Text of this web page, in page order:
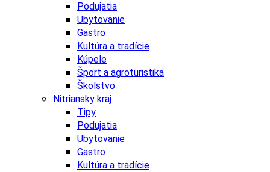
Podujatia
Ubytovanie
Gastro
Kultúra a tradície
Kúpele
Šport a agroturistika
Školstvo
Nitriansky kraj
Tipy
Podujatia
Ubytovanie
Gastro
Kultúra a tradície